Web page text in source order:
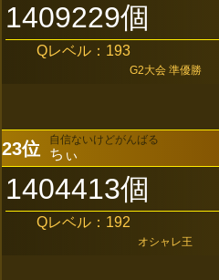
1409229個
Qレベル：193
G2大会 準優勝
23位 自信ないけどがんばる
ちぃ
1404413個
Qレベル：192
オシャレ王